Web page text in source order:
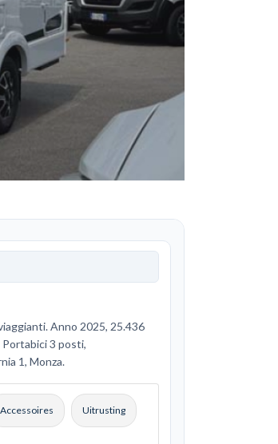
Anno 2025, 25.436
Portabici 3 posti,
1, Monza.
Accessoires Uitrusting